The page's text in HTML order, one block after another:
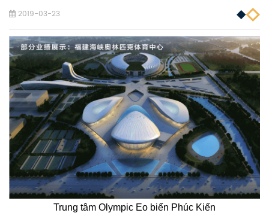
2019-03-23
Trung tâm Olympic Eo biển Phúc Kiến